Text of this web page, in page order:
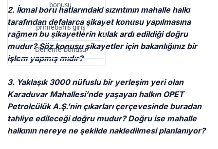
bonusu
primebahis giriş
Deneme bonusu
2. İkmal boru hatlarındaki sızıntının mahalle halkı
tarafından defalarca şikayet konusu yapılmasına
rağmen bu şikayetlerin kulak ardı edildiği doğru
mudur? Söz konusu şikayetler için bakanlığınız bir
işlem yapmış mıdır?
3. Yaklaşık 3000 nüfuslu bir yerleşim yeri olan
Karaduvar Mahallesi’nde yaşayan halkın OPET
Petrolcülük A.Ş.’nin çıkarları çerçevesinde buradan
tahliye edileceği doğru mudur? Doğru ise mahalle
halkının nereye ne şekilde nakledilmesi planlanıyor?